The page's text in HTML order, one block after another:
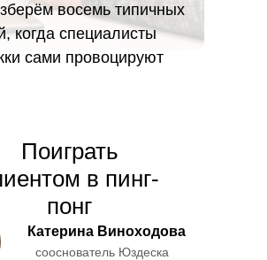
восемь типичных
когда специалисты
сами провоцируют
Поиграть
в пинг-
понг
Катерина Виноходова
сооснователь Юздеска